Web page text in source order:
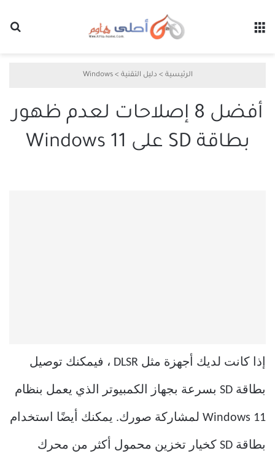
الرئيسية > دليل التقنية >
Windows
أفضل 8 إصلاحات لعدم ظهور
بطاقة SD على Windows 11
إذا كانت لديك أجهزة مثل DLSR ، فيمكنك توصيل
بطاقة SD بسرعة بجهاز الكمبيوتر الذي يعمل بنظام
Windows 11 لمشاركة صورك. يمكنك أيضًا استخدام
بطاقة SD كخيار تخزين محمول أكثر من محرك